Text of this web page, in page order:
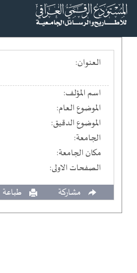
العنوان:
اسم المؤلف:
الموضوع العام:
الموضوع الدقيق:
الجامعة:
مكان الجامعة:
الصفحات الاولى:
مشاركة
طباعة